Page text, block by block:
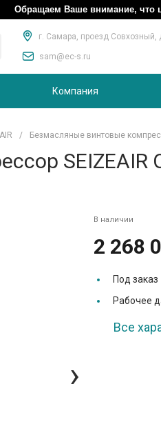
Обращаем Ваше внимание, что
г. Самара, проезд Совхозный,
sam@ec-s.ru
Компания
/ Безмасляные винтовые
SEIZEAIR
›
В наличии
2 268
Под заказ
Рабочее
Все